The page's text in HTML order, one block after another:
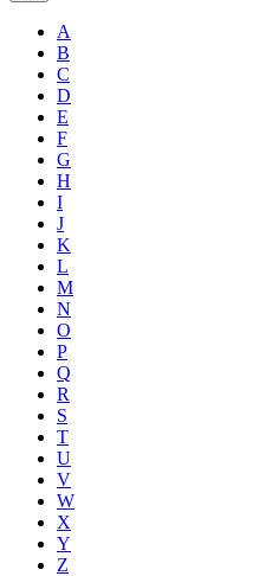
A
B
C
D
E
F
G
H
I
J
K
L
M
N
O
P
Q
R
S
T
U
V
W
X
Y
Z